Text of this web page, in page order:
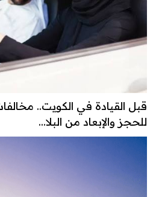
قبل القيادة في الكويت..
للحجز والإبعاد من البلا...